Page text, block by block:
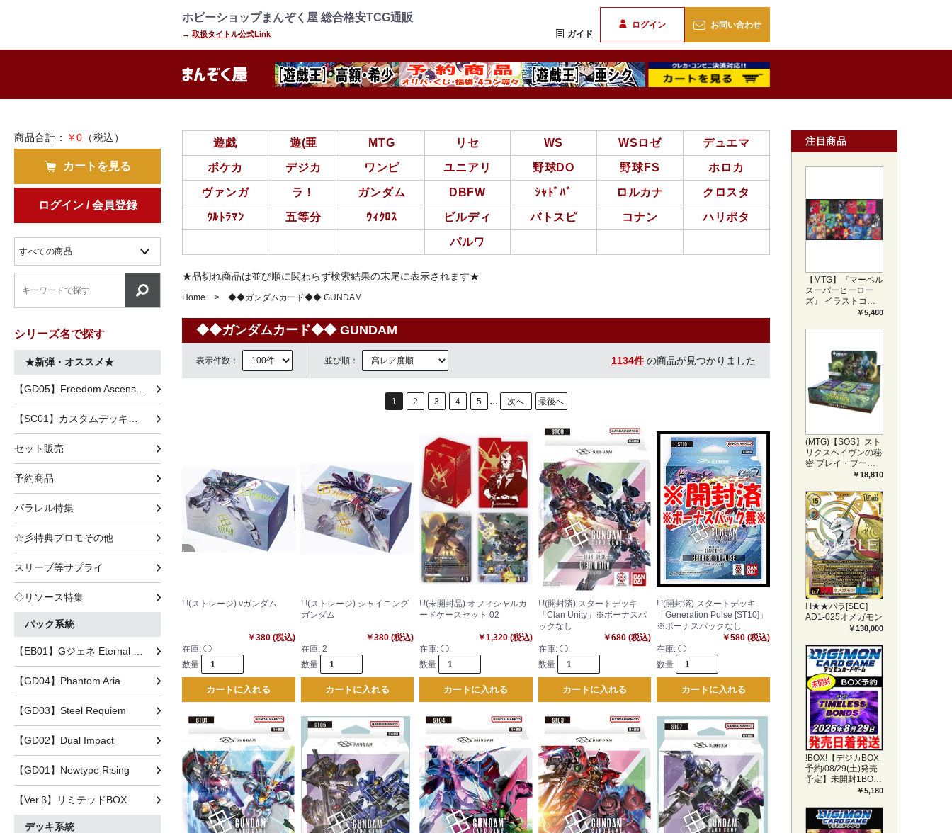
=================================
ホビーショップまんぞく屋 総合格安TCG通販
→ 取扱タイトル公式Link ガイド
ログイン お問い合わせ
まんぞく屋 格安TCG通販
商品合計： ￥0 （税込）
カートを見る
ログイン / 会員登録
シリーズ名で探す
★新弾・オススメ★
セット販売
予約商品
パラレル特集
☆彡特典プロモその他
スリーブ等サプライ
◇リソース特集
パック系統
【GD04】Phantom Aria
【GD03】Steel Requiem
【GD02】Dual Impact
【GD01】Newtype Rising
【Ver.β】リミテッドBOX
デッキ系統
遊戯 遊(亜 MTG リセ WS WSロゼ デュエマ
ポケカ デジカ ワンピ ユニアリ 野球DO 野球FS ホロカ
ヴァンガ ラ！ ガンダム DBFW ｼｬﾄﾞﾊﾞ ロルカナ クロスタ
ｳﾙﾄﾗﾏﾝ 五等分 ｳｨｸﾛｽ ビルディ バトスピ コナン ハリポタ
パルワ
★品切れ商品は並び順に関わらず検索結果の末尾に表示されます★
Home ◆◆ガンダムカード◆◆ GUNDAM
◆◆ガンダムカード◆◆ GUNDAM
表示件数： 並び順： 1134件 の商品が見つかりました
1 2 3 4 5 ... 次へ 最後へ
! !(ストレージ) νガンダム
￥380 (税込)
在庫: ◯
数量
カートに入れる
! !(ストレージ) シャイニング
ガンダム
￥380 (税込)
在庫: 2
数量
カートに入れる
! !(未開封品) オフィシャルカ
ードケースセット 02
￥1,320 (税込)
在庫:◯
数量
カートに入れる
! !(開封済) スタートデッキ
「Clan Unity」※ボーナスパ
ックなし
￥680 (税込)
在庫: ◯
数量
カートに入れる
! !(開封済) スタートデッキ
「Generation Pulse [ST10]」
※ボーナスパックなし
￥580 (税込)
在庫:◯
数量
カートに入れる
注目商品
【MTG】『マーベル
スーパーヒーロー
ズ』 イラストコレ
クション 54種コン
￥5,480
(MTG)【SOS】スト
リクスヘイヴンの秘
密 プレイ・ブース
ター1BOX日本語版
￥18,810
! !★★パラ[SEC]
AD1-025オメガモン
￥138,000
!BOX!【デジカBOX
予約/08/29(土)発売
予定】未開封1BOX
￥5,180